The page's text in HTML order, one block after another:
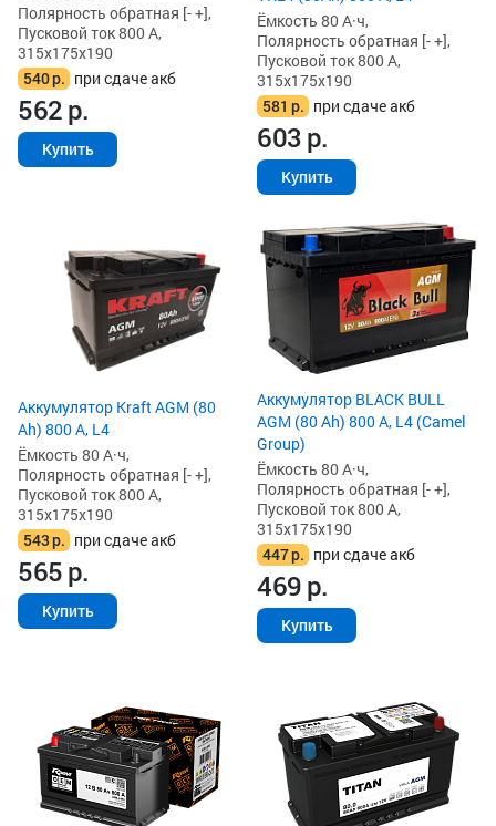
Полярность обратная [- +],
Пусковой ток 800 А,
315x175x190
540р. при сдаче акб
562р.
Купить
Ёмкость 80 А·ч,
Полярность обратная [- +],
Пусковой ток 800 А,
315x175x190
581 р. при сдаче акб
603р.
Купить
Аккумулятор Kraft AGM (80
Ah) 800 А, L4
Ёмкость 80 А·ч,
Полярность обратная [- +],
Пусковой ток 800 А,
315x175x190
543р. при сдаче акб
565р.
Купить
Аккумулятор BLACK BULL
AGM (80 Ah) 800 А, L4 (Camel
Group)
Ёмкость 80 А·ч,
Полярность обратная [- +],
Пусковой ток 800 А,
315x175x190
447р. при сдаче акб
469р.
Купить